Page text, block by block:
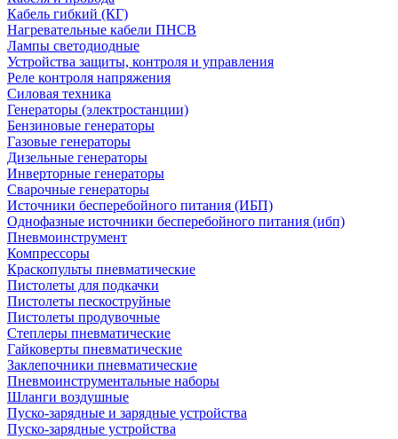
Кабель гибкий (КГ)
Нагревательные кабели ПНСВ
Лампы светодиодные
Устройства защиты, контроля и управления
Реле контроля напряжения
Силовая техника
Генераторы (электростанции)
Бензиновые генераторы
Газовые генераторы
Дизельные генераторы
Инверторные генераторы
Сварочные генераторы
Источники бесперебойного питания (ИБП)
Однофазные источники бесперебойного питания (ибп)
Пневмоинструмент
Компрессоры
Краскопульты пневматические
Пистолеты для подкачки
Пистолеты пескоструйные
Пистолеты продувочные
Степлеры пневматические
Гайковерты пневматические
Заклепочники пневматические
Пневмоинструментальные наборы
Шланги воздушные
Пуско-зарядные и зарядные устройства
Пуско-зарядные устройства